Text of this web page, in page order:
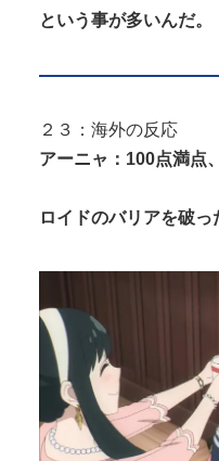
という事が多いんだ。
２３：海外の反応
アーニャ：100点満点
ロイドのバリアを破っ